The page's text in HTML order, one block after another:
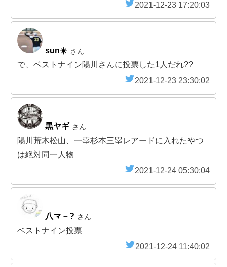
2021-12-23 17:20:03
sun☀️ さん
で、ベストナイン陽川さんに投票した1人だれ??
2021-12-23 23:30:02
黒ヤギ さん
陽川荒木松山、一塁杉本三塁レアードに入れたやつ
は絶対同一人物
2021-12-24 05:30:04
八龴－? さん
ベストナイン投票
2021-12-24 11:40:02